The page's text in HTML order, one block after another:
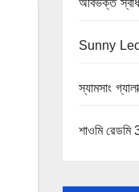
Sunny
স্যামসাং
শাওমি